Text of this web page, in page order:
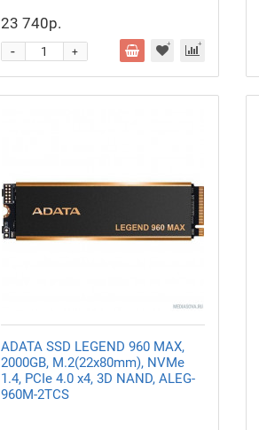
23 740р.
+
-
ADATA SSD LEGEND 960 MAX,
2000GB, M.2(22x80mm), NVMe
1.4, PCIe 4.0 x4, 3D NAND, ALEG-
960M-2TCS